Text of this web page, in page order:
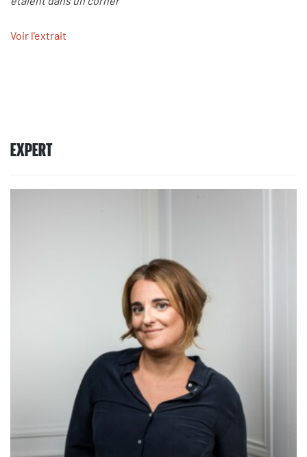
Voir l'extrait
EXPERT